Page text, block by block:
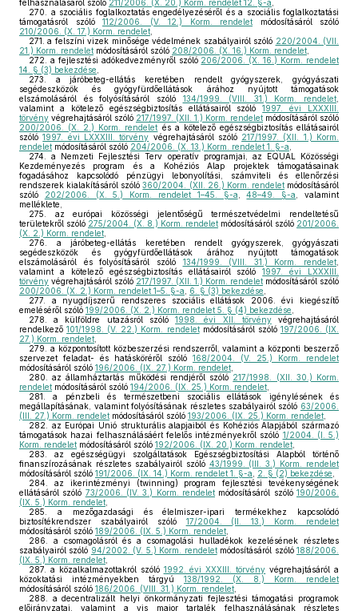
felhasználásáról szóló 211/2006. (X. 20.) Korm. rendelet 12. §-a
270.
a szociális foglalkoztatás engedélyezéséről és a szociális foglalkoztatási
támogatásról szóló 112/2006. (V. 12.) Korm. rendelet módosításáról szóló
210/2006. (X. 17.) Korm. rendelet
271. a felszíni vizek minősége védelmének szabályairól szóló 220/2004. (VII.
21.) Korm. rendelet módosításáról szóló 208/2006. (X. 16.) Korm. rendelet
272.
a fejlesztési adókedvezményről szóló 206/2006. (X. 16.) Korm. rendelet
14. § (3) bekezdése
273.
a járóbeteg-ellátás keretében rendelt gyógyszerek, gyógyászati
segédeszközök és gyógyfürdőellátások árához nyújtott támogatások
elszámolásáról és folyósításáról szóló 134/1999. (VIII. 31.) Korm. rendelet
valamint a kötelező egészségbiztosítás ellátásairól szóló1997. évi LXXXIII.
törvény végrehajtásáról szóló 217/1997. (XII. 1.) Korm. rendelet módosításáról szóló
200/2006. (X. 2.) Korm. rendelet és a kötelező egészségbiztosítás ellátásairól
szóló1997. évi LXXXIII. törvény végrehajtásáról szóló 217/1997. (XII. 1.) Korm.
rendelet módosításáról szóló 204/2006. (X. 13.) Korm. rendelet 1. §-a
274.
a Nemzeti Fejlesztési Terv operatív programjai, az EQUAL Közösségi
Kezdeményezés program és a Kohéziós Alap projektek támogatásainak
fogadásához kapcsolódó pénzügyi lebonyolítási, számviteli és ellenőrzési
rendszerek kialakításáról szóló360/2004. (XII. 26.) Korm. rendeletmódosításáról
szóló 202/2006. (X. 5.) Korm. rendelet 1–45. §-a ,48–49. §-a
, valamint
melléklete,
275.
az európai közösségi jelentőségű természetvédelmi rendeltetésű
területekről szóló 275/2004. (X. 8.) Korm. rendelet módosításáról szóló 201/2006.
(X. 2.) Korm. rendelet
276.
a járóbeteg-ellátás keretében rendelt gyógyszerek, gyógyászati
segédeszközök és gyógyfürdőellátások árához nyújtott támogatások
elszámolásáról és folyósításáról szóló 134/1999. (VIII. 31.) Korm. rendelet
valamint a kötelező egészségbiztosítás ellátásairól szóló1997. évi LXXXIII.
törvény végrehajtásáról szóló 217/1997. (XII. 1.) Korm. rendelet módosításáról szóló
200/2006. (X. 2.) Korm. rendelet 1–5. §-a
6. § (3) bekezdése
277.
a nyugdíjszerű rendszeres szociális ellátások 2006. évi kiegészítő
emeléséről szóló 199/2006. (X. 2.) Korm. rendelet 5. § (4) bekezdése
278.
a külföldre utazásról szóló1998. évi XII. törvényvégrehajtásáról
rendelkező101/1998. (V. 22.) Korm. rendeletmódosításáról szóló 197/2006. (IX.
27.) Korm. rendelet
279.
a központosított közbeszerzési rendszerről, valamint a központi beszerző
szervezet feladat- és hatásköréről szóló 168/2004. (V. 25.) Korm. rendelet
módosításáról szóló 196/2006. (IX. 27.) Korm. rendelet
280.
az államháztartás működési rendjéről szóló 217/1998. (XII. 30.) Korm.
rendelet módosításáról szóló 194/2006. (IX. 25.) Korm. rendelet
281.
a pénzbeli és természetbeni szociális ellátások igénylésének és
megállapításának, valamint folyósításának részletes szabályairól szóló 63/2006.
(III. 27.) Korm. rendelet módosításáról szóló 193/2006. (IX. 25.) Korm. rendelet
282.
az Európai Unió strukturális alapjaiból és Kohéziós Alapjából származó
támogatások hazai felhasználásáért felelős intézményekről szóló 1/2004. (I. 5.)
Korm. rendelet módosításáról szóló 192/2006. (IX. 20.) Korm. rendelet
283.
az egészségügyi szolgáltatások Egészségbiztosítási Alapból történő
finanszírozásának részletes szabályairól szóló 43/1999. (III. 3.) Korm. rendelet
módosításáról szóló 191/2006. (IX. 14.) Korm. rendelet 1. §-a 2. § (2) bekezdése
284.
az ikerintézményi (twinning) program fejlesztési tevékenységének
ellátásáról szóló 73/2006. (IV. 3.) Korm. rendelet módosításáról szóló190/2006.
(IX. 5.) Korm. rendelet
285.
a mezőgazdasági és élelmiszer-ipari termékekhez kapcsolódó
biztosítékrendszer szabályairól szóló 17/2004. (II. 13.) Korm. rendelet
módosításáról szóló 189/2006. (IX. 5.) Korm. rendelet
286.
a csomagolásról és a csomagolási hulladékok kezelésének részletes
szabályairól szóló 94/2002. (V. 5.) Korm. rendeletmódosításáról szóló188/2006.
(IX. 5.) Korm. rendelet
287.
a közalkalmazottakról szóló 1992. évi XXXIII. törvény végrehajtásáról a
közoktatási intézményekben tárgyú 138/1992. (X. 8.) Korm. rendelet
módosításáról szóló 186/2006. (VIII. 31.) Korm. rendelet
288.
a decentralizált helyi önkormányzati fejlesztési támogatási programok
előirányzatai, valamint a vis maior tartalék felhasználásának részletes